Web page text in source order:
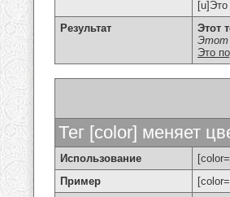
[u]Это
Результат
Этот
Этот
Это
Тег [color] меняет
Использование [color=
Пример